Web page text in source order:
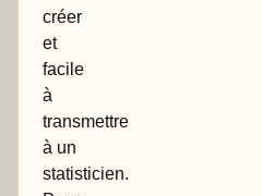
créer
et
facile
à
transmettre
à un
statisticien.